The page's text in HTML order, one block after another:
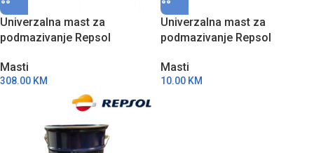
Univerzalna mast za
podmazivanje Repsol
18kg RPP8130EJC
Masti
308.00 KM
Univerzalna mast za
podmazivanje Repsol
400g RPP8130EJG
Masti
10.00 KM